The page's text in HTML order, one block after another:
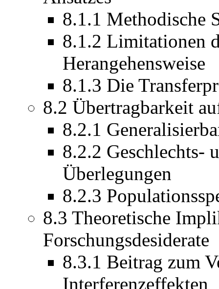
8.1.1 Methodische
8.1.2 Limitationen
Herangehensweise
8.1.3 Die
8.2 Übertragbarkeit
8.2.1
8.2.2 Geschlechts-
Überlegungen
8.2.3
8.3 Theoretische
Forschungsdesiderate
8.3.1 Beitrag zum
Interferenzeffekten